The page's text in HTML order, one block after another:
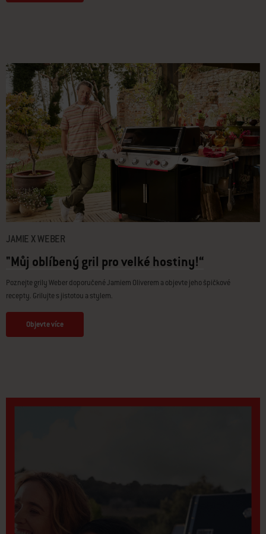
JAMIE X WEBER
"Můj oblíbený gril pro velké hostiny!“
Poznejte grily Weber doporučené Jamiem Oliverem a objevte jeho špičkové
recepty. Grilujte s jistotou a stylem.
Objevte více